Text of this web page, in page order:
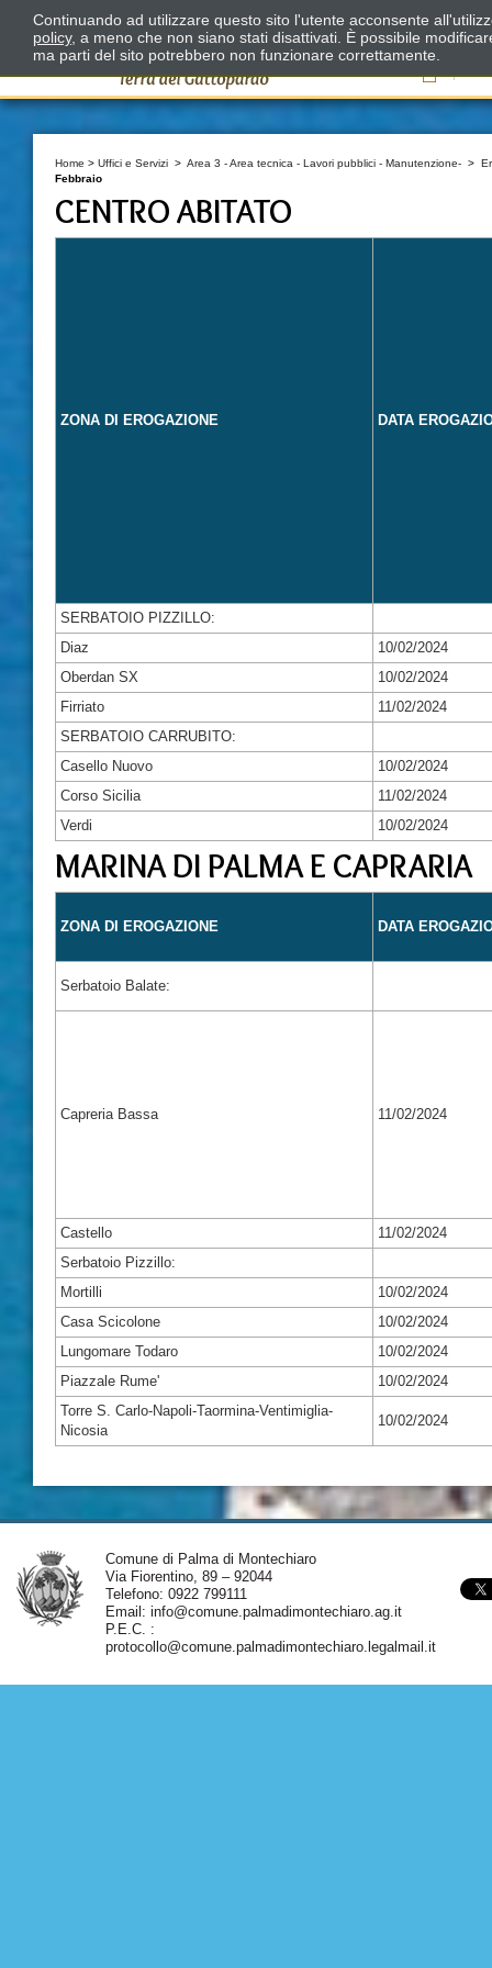
Il
Home > Uffici e Servizi > Area 3 - Area tecnica - Lavori pubblici - Manutenzione- >
Febbraio
CENTRO ABITATO
ZONA DI EROGAZIONE DATA
SERBATOIO PIZZILLO:
Diaz
10/02/2024
Oberdan SX
10/02/2024
Firriato
11/02/2024
SERBATOIO CARRUBITO:
Casello Nuovo
10/02/2024
Corso Sicilia
11/02/2024
Verdi
10/02/2024
MARINA DI PALMA E CAPRARIA
ZONA DI EROGAZIONE DATA
Serbatoio Balate:
Capreria Bassa 11/02/2024
Castello
11/02/2024
Serbatoio Pizzillo:
Mortilli
10/02/2024
Casa Scicolone
10/02/2024
Lungomare Todaro
10/02/2024
Piazzale Rume'
10/02/2024
Torre S. Carlo-Napoli-Taormina-Ventimiglia-
Nicosia
10/02/2024
Comune di Palma di Montechiaro
Via Fiorentino, 89 – 92044
Telefono: 0922 799111
Email: info@comune.palmadimontechiaro.ag.it
P.E.C. :
protocollo@comune.palmadimontechiaro.legalmail.it
Continuando ad utilizzare questo sito l'utente acconsente
policy, a meno che non siano stati disattivati. È possibile
ma parti del sito potrebbero non funzionare correttamente.